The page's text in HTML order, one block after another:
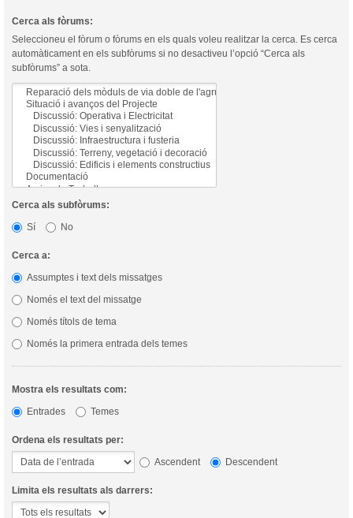
Cerca als fòrums:
Seleccioneu el fòrum o fòrums en els quals voleu realitzar la cerca. Es cerca
automàticament en els subfòrums si no desactiveu l’opció “Cerca als
subfòrums” a sota.
Cerca als subfòrums:
Sí
No
Cerca a:
Assumptes i text dels missatges
Només el text del missatge
Només títols de tema
Només la primera entrada dels temes
Mostra els resultats com:
Entrades
Temes
Ordena els resultats per:
Ascendent
Descendent
Limita els resultats als darrers: